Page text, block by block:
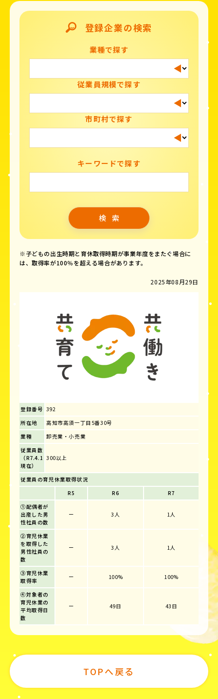
登録企業の検索
業種で探す
従業員規模で探す
市町村で探す
キーワードで探す
※子どもの出生時期と育休取得時期が事業年度をまたぐ場合に
は、取得率が100％を超える場合があります。
2025年08月29日
登録番号 392
所在地
高知市高須一丁目5番30号
業種
卸売業・小売業
従業員数
（R7.4.1
現在）
300以上
従業員の育児休業取得状況
R5
R6
R7
①配偶者が
出産した男
性社員の数
ー 3人 1人
②育児休業
を取得した
男性社員の
数
ー 3人 1人
③育児休業
取得率
ー 100% 100%
④対象者の
育児休業の
平均取得日
数
ー 49日 43日
TOPへ戻る